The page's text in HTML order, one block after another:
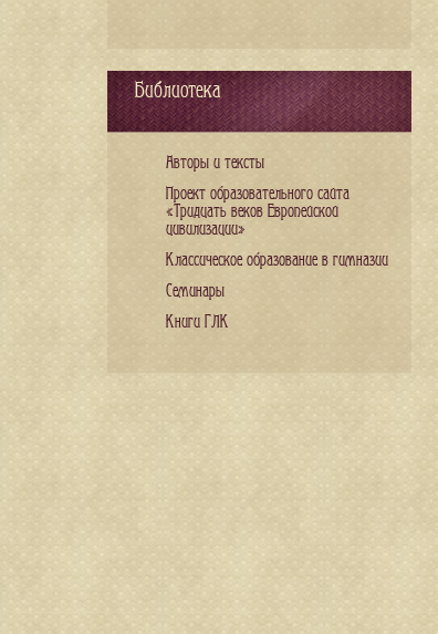
Библиотека
Авторы и тексты
Проект образовательного сайта
«Тридцать веков Европейской
цивилизации»
Классическое образование в гимназии
Семинары
Книги ГЛК